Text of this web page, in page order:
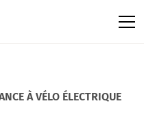
À VÉLO ÉLECTRIQUE